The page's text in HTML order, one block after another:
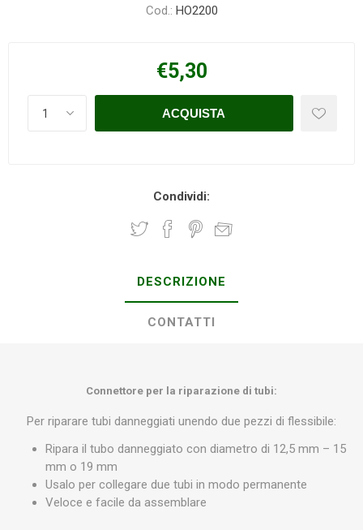
Cod.: HO2200
€5,30
Condividi:
DESCRIZIONE
CONTATTI
Connettore per la riparazione di tubi:
Per riparare tubi danneggiati unendo due pezzi di flessibile:
Ripara il tubo danneggiato con diametro di 12,5 mm – 15
mm o 19 mm
Usalo per collegare due tubi in modo permanente
Veloce e facile da assemblare